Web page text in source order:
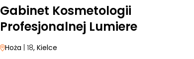
Gabinet Kosmetologii
Profesjonalnej Lumiere
Hoża | 18, Kielce